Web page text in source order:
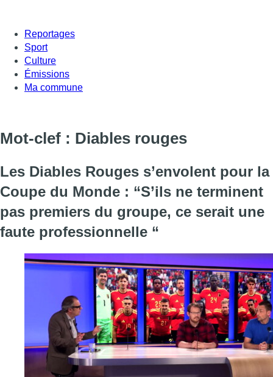
Reportages
Sport
Culture
Émissions
Ma commune
Mot-clef : Diables rouges
Les Diables Rouges s’envolent pour la
Coupe du Monde : “S’ils ne terminent
pas premiers du groupe, ce serait une
faute professionnelle “